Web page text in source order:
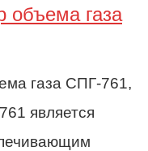
объема газа
газа СПГ-761,
является